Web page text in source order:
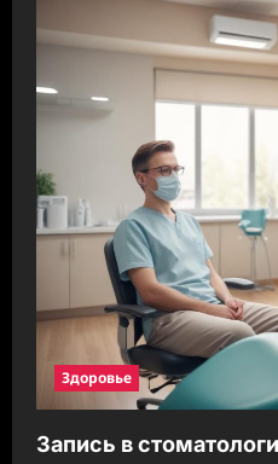
Здоровье
Запись в